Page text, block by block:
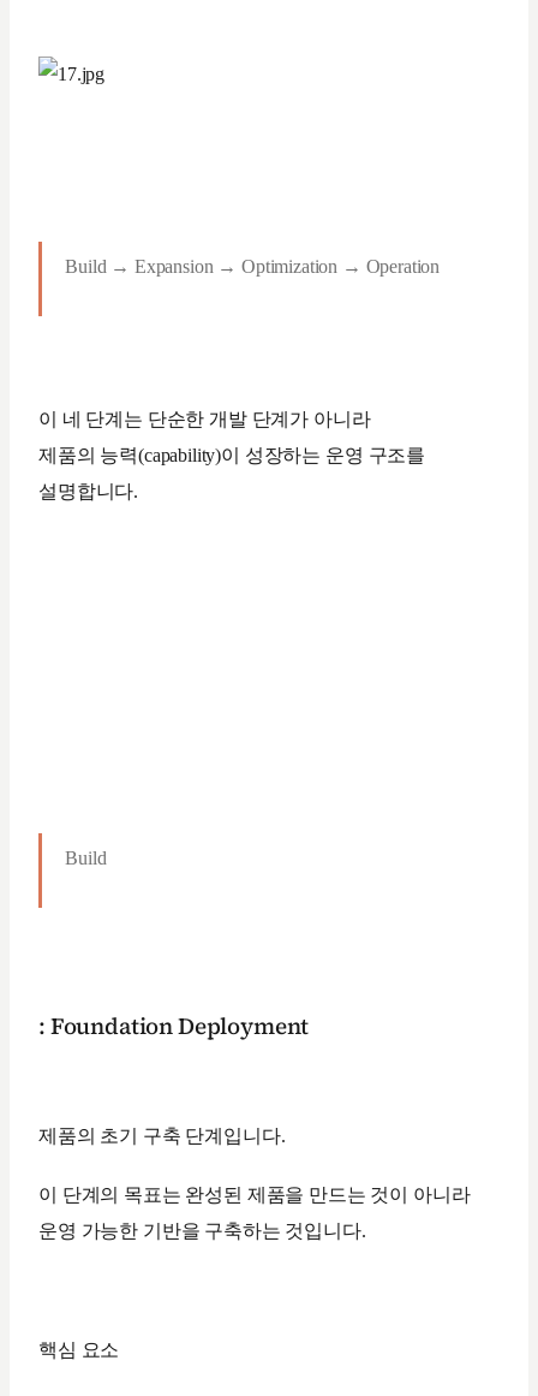
Build → Expansion → Optimization → Operation
이 네 단계는 단순한 개발 단계가 아니라
제품의 능력(capability)이 성장하는 운영 구조를
설명합니다.
Build
: Foundation Deployment
제품의 초기 구축 단계입니다.
이 단계의 목표는 완성된 제품을 만드는 것이 아니라
운영 가능한 기반을 구축하는 것입니다.
핵심 요소